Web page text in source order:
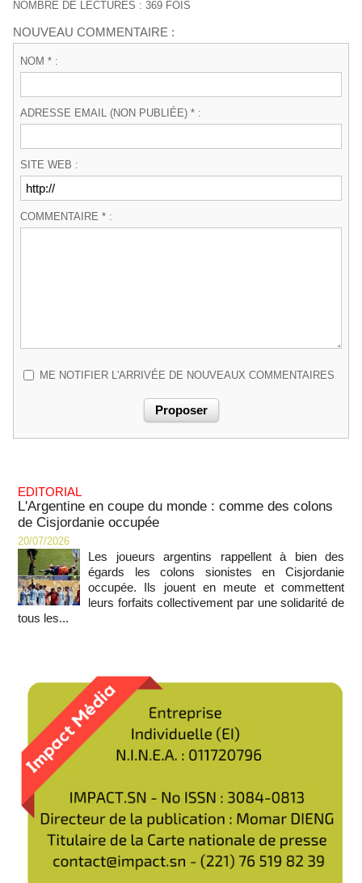
NOMBRE DE LECTURES : 369 FOIS
NOUVEAU COMMENTAIRE :
NOM * :
ADRESSE EMAIL (NON PUBLIÉE) * :
SITE WEB :
COMMENTAIRE * :
ME NOTIFIER L'ARRIVÉE DE NOUVEAUX COMMENTAIRES
EDITORIAL
L'Argentine en coupe du monde : comme des colons
de Cisjordanie occupée
20/07/2026
Les joueurs argentins rappellent à bien des
égards les colons sionistes en Cisjordanie
occupée. Ils jouent en meute et commettent
leurs forfaits collectivement par une solidarité de
tous les...